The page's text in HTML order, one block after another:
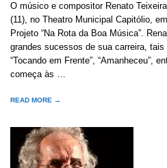
O músico e compositor Renato
(11), no Theatro Municipal Capitólio,
Projeto “Na Rota da Boa Música”.
grandes sucessos de sua carreira, tais
“Tocando em Frente”, “Amanheceu”,
começa às …
READ MORE →